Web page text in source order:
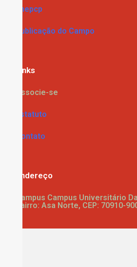
Enepcp
Publicação do Campo
Links
Associe-se
Estatuto
Contato
Endereço
Campus Campus Universitário
Bairro: Asa Norte, CEP: 70910-